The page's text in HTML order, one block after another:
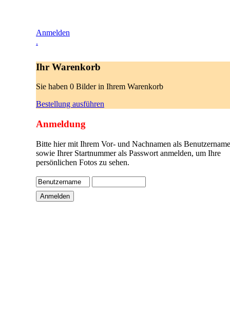
Anmelden
.
Ihr Warenkorb
Sie haben 0 Bilder in Ihrem Warenkorb
Bestellung ausführen
Anmeldung
Bitte hier mit Ihrem Vor- und Nachnamen als
sowie Ihrer Startnummer als Passwort anmelden, um Ihre
persönlichen Fotos zu sehen.